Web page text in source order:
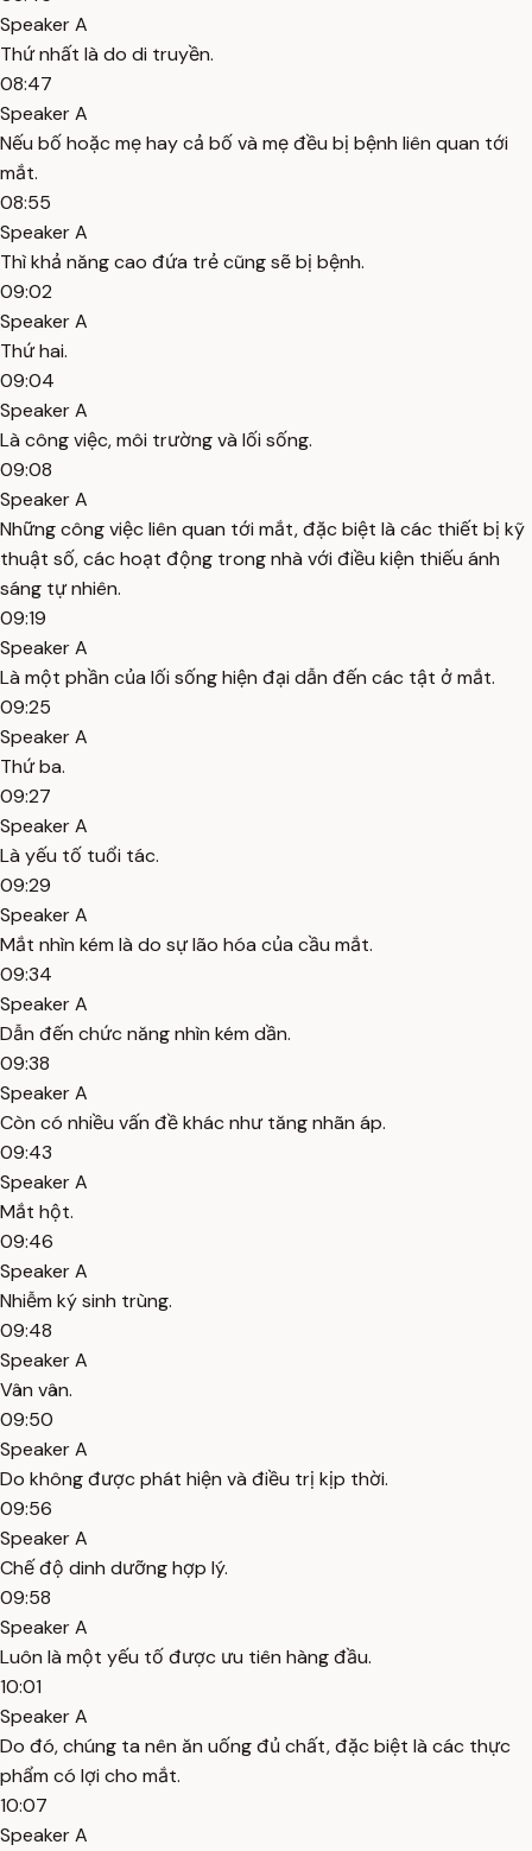
Speaker A
Thứ nhất là do di truyền.
08:47
Speaker A
Nếu bố hoặc mẹ hay cả bố và mẹ đều bị bệnh liên quan tới
mắt.
08:55
Speaker A
Thì khả năng cao đứa trẻ cũng sẽ bị bệnh.
09:02
Speaker A
Thứ hai.
09:04
Speaker A
Là công việc, môi trường và lối sống.
09:08
Speaker A
Những công việc liên quan tới mắt, đặc biệt là các thiết bị kỹ
thuật số, các hoạt động trong nhà với điều kiện thiếu ánh
sáng tự nhiên.
09:19
Speaker A
Là một phần của lối sống hiện đại dẫn đến các tật ở mắt.
09:25
Speaker A
Thứ ba.
09:27
Speaker A
Là yếu tố tuổi tác.
09:29
Speaker A
Mắt nhìn kém là do sự lão hóa của cầu mắt.
09:34
Speaker A
Dẫn đến chức năng nhìn kém dần.
09:38
Speaker A
Còn có nhiều vấn đề khác như tăng nhãn áp.
09:43
Speaker A
Mắt hột.
09:46
Speaker A
Nhiễm ký sinh trùng.
09:48
Speaker A
Vân vân.
09:50
Speaker A
Do không được phát hiện và điều trị kịp thời.
09:56
Speaker A
Chế độ dinh dưỡng hợp lý.
09:58
Speaker A
Luôn là một yếu tố được ưu tiên hàng đầu.
10:01
Speaker A
Do đó, chúng ta nên ăn uống đủ chất, đặc biệt là các thực
phẩm có lợi cho mắt.
10:07
Speaker A